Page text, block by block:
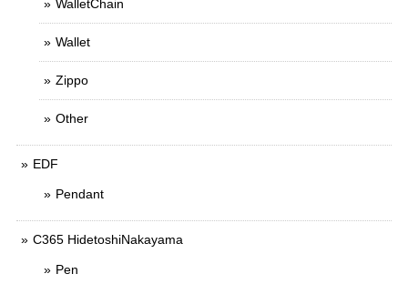
WalletChain
Wallet
Zippo
Other
EDF
Pendant
C365 HidetoshiNakayama
Pen